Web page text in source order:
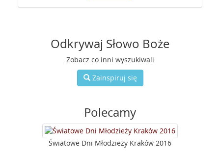
Odkrywaj Słowo Boże
Zobacz co inni wyszukiwali
Zainspiruj się
Polecamy
Światowe Dni Młodzieży Kraków 2016